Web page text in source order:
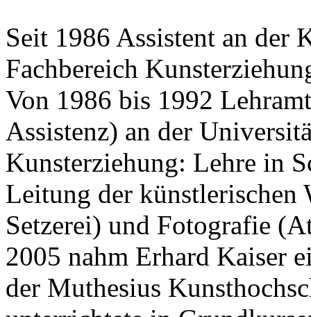
Seit 1986 Assistent an
Fachbereich
Von 1986 bis 1992
Assistenz) an der
Kunsterziehung: Lehre in
Leitung der künstlerischen
Setzerei) und Fotografie
2005 nahm Erhard Kaiser
der Muthesius